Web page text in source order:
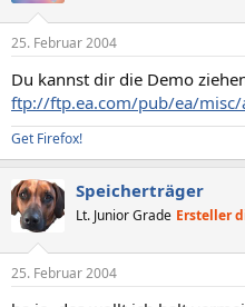
25. Februar 2004
Du kannst dir die Demo
ftp://ftp.ea.com/pub/ea/misc/
Get Firefox!
Speicherträger
Lt. Junior Grade Ersteller
25. Februar 2004